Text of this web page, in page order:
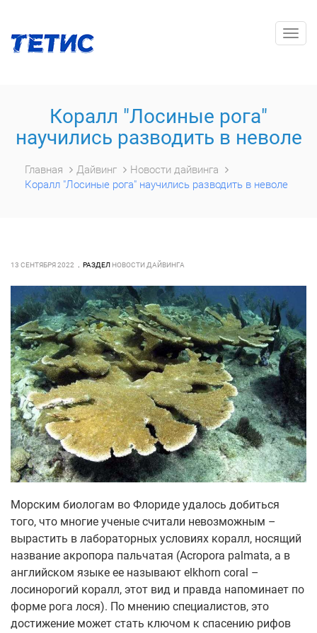
Коралл "Лосиные рога"
научились разводить в неволе
Главная Дайвинг
Новости дайвинга
Коралл "Лосиные рога" научились разводить в неволе
13 СЕНТЯБРЯ 2022 РАЗДЕЛ НОВОСТИ ДАЙВИНГА
Морским биологам во Флориде удалось добиться
того, что многие ученые считали невозможным –
вырастить в лабораторных условиях коралл, носящий
название акропора пальчатая (Acropora palmata, а в
английском языке ее называют elkhorn coral –
лосинорогий коралл, этот вид и правда напоминает по
форме рога лося). По мнению специалистов, это
достижение может стать ключом к спасению рифов